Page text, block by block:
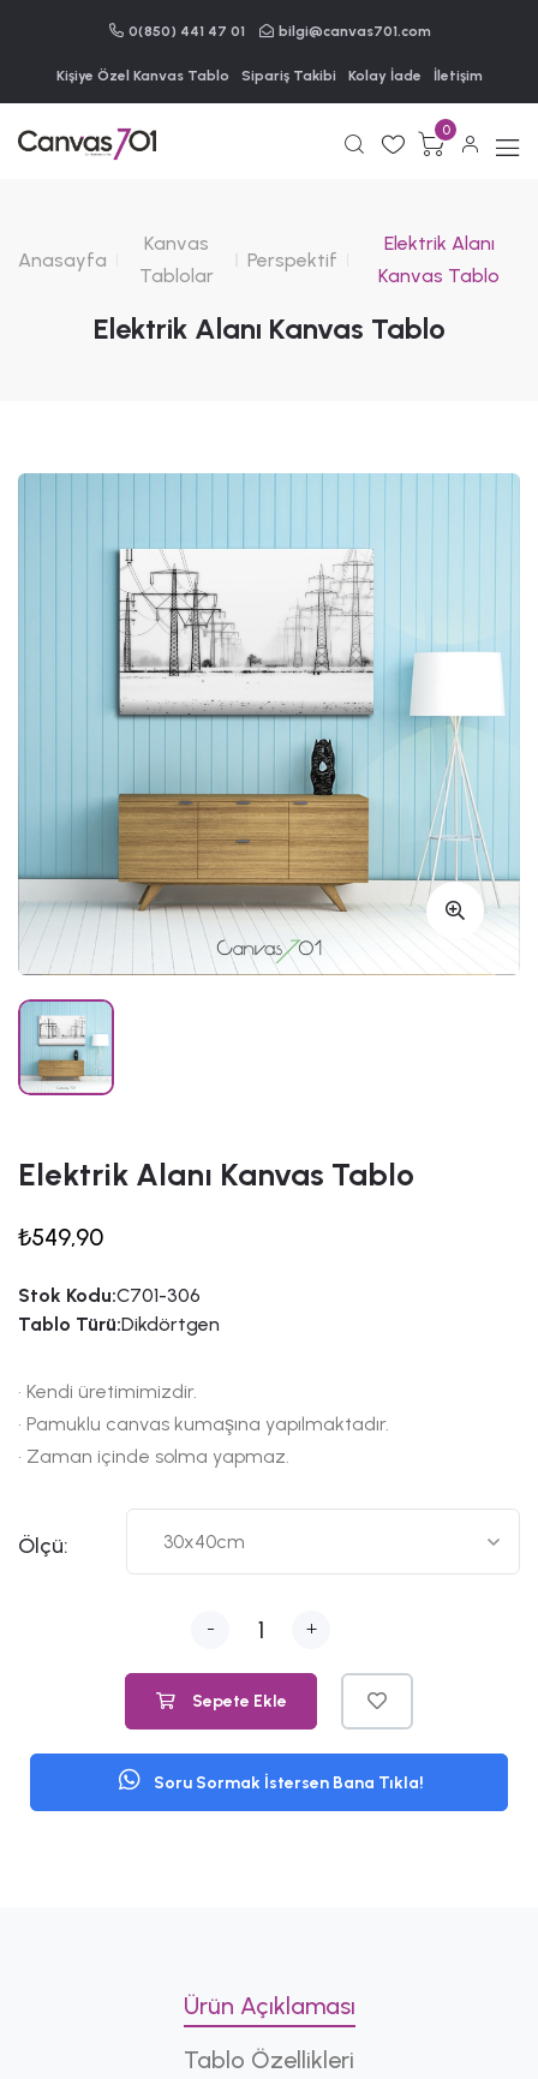
0(850) 441 47 01 bilgi@canvas701.com
Kişiye Özel Kanvas Tablo Sipariş Takibi Kolay İade İletişim
0
Anasayfa
Kanvas
Tablolar
Perspektif
Elektrik Alanı
Kanvas Tablo
Elektrik Alanı Kanvas Tablo
Elektrik Alanı Kanvas Tablo
₺549,90
Stok Kodu:C701-306
Tablo Türü:Dikdörtgen
• Kendi üretimimizdir.
• Pamuklu canvas kumaşına yapılmaktadır.
• Zaman içinde solma yapmaz.
Ölçü:
- +
Sepete Ekle
Soru Sormak İstersen Bana Tıkla!
Ürün Açıklaması
Tablo Özellikleri